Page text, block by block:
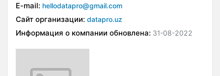
E-mail: hellodatapro@gmail.com
Сайт организации: datapro.uz
Информация о компании обновлена: 31-08-2022